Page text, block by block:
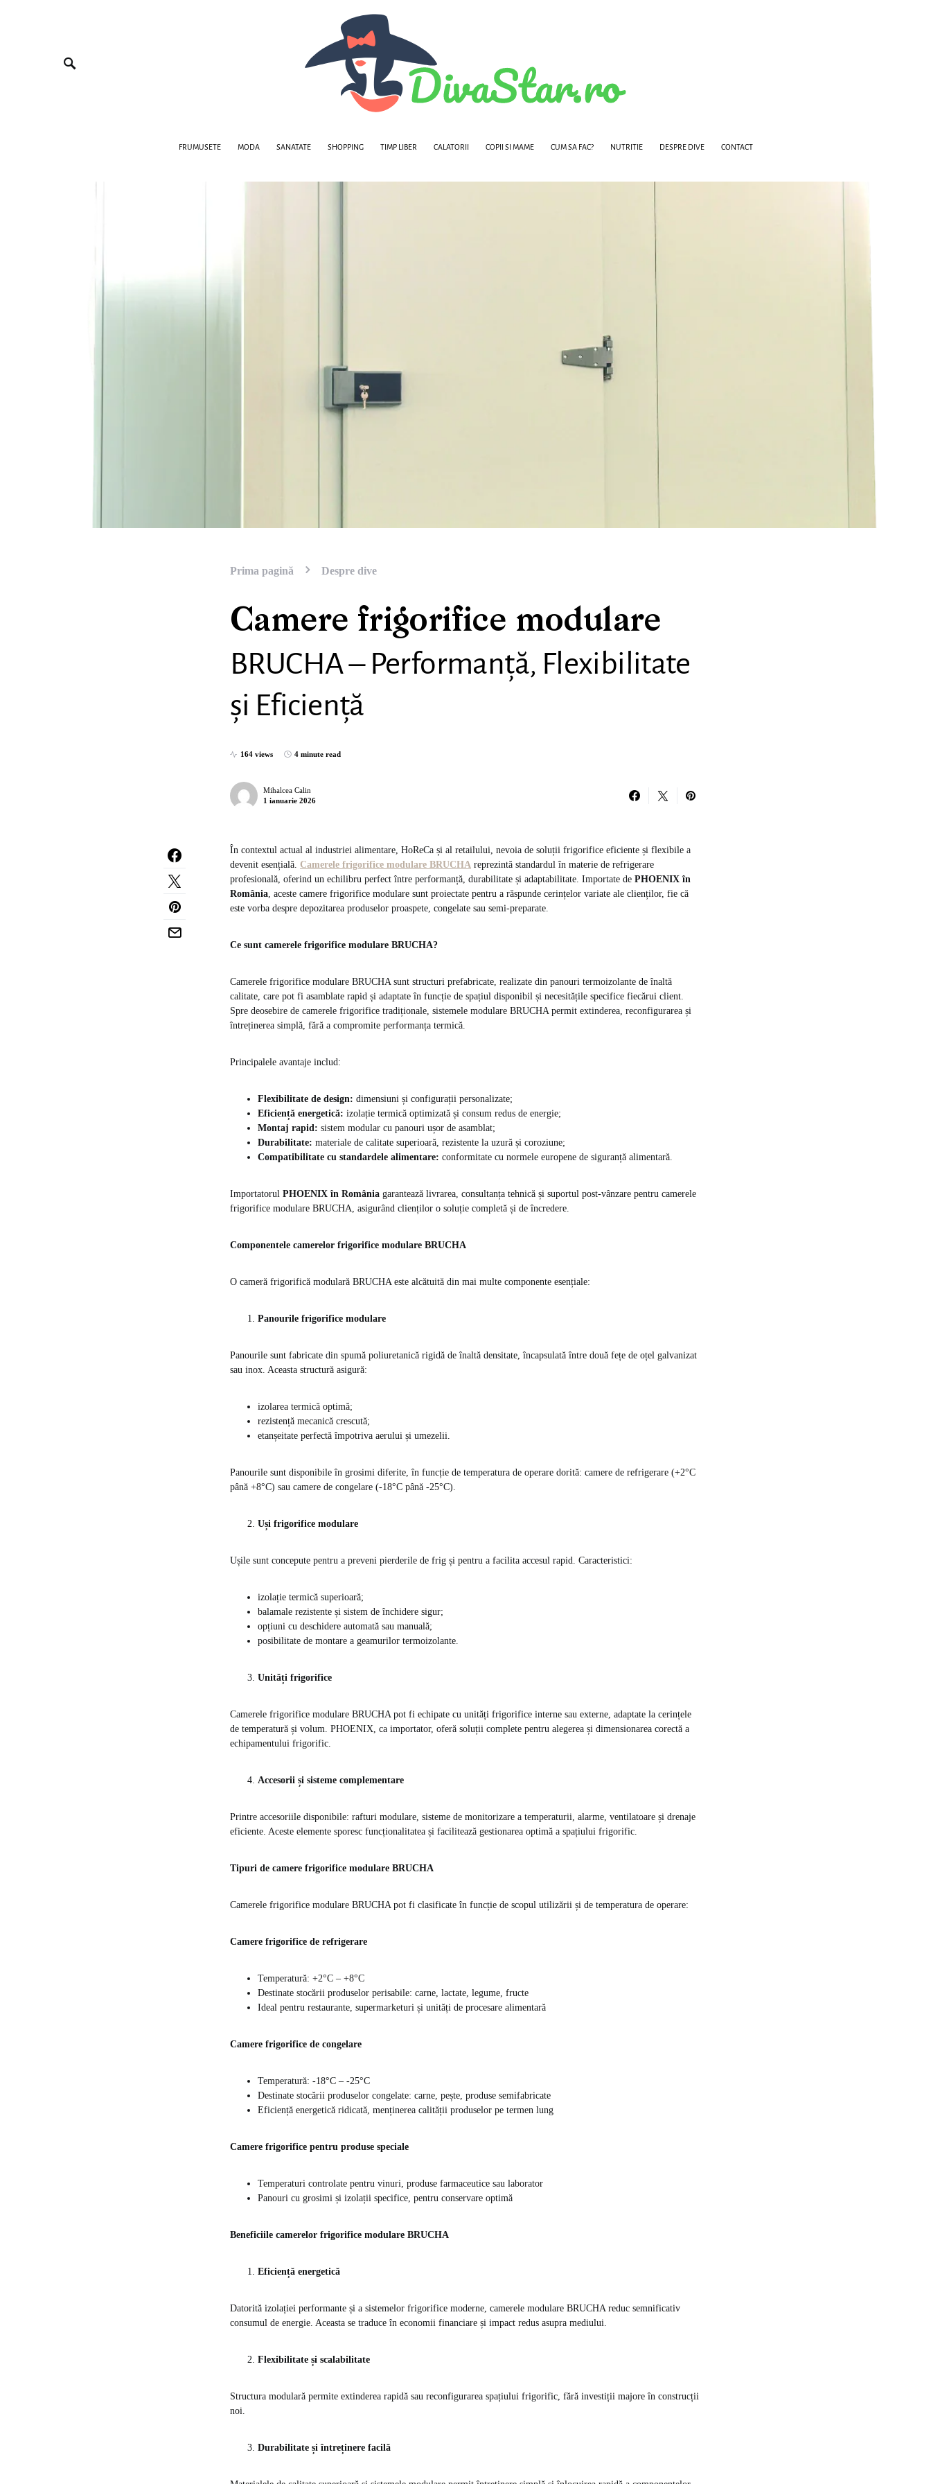
FRUMUSETE MODA SANATATE SHOPPING TIMP LIBER CALATORII COPII SI MAME CUM SA FAC? NUTRITIE DESPRE DIVE CONTACT
Prima pagină Despre dive
Camere frigorifice modulare
BRUCHA – Performanță, Flexibilitate
și Eficiență
164 views 4 minute read
Mihalcea Calin
1 ianuarie 2026
În contextul actual al industriei alimentare, HoReCa și al retailului, nevoia de soluții frigorifice eficiente și flexibile a
devenit esențială. Camerele frigorifice modulare BRUCHA reprezintă standardul în materie de refrigerare
profesională, oferind un echilibru perfect între performanță, durabilitate și adaptabilitate. Importate de PHOENIX în
România, aceste camere frigorifice modulare sunt proiectate pentru a răspunde cerințelor variate ale clienților, fie că
este vorba despre depozitarea produselor proaspete, congelate sau semi-preparate.
Ce sunt camerele frigorifice modulare BRUCHA?
Camerele frigorifice modulare BRUCHA sunt structuri prefabricate, realizate din panouri termoizolante de înaltă
calitate, care pot fi asamblate rapid și adaptate în funcție de spațiul disponibil și necesitățile specifice fiecărui client.
Spre deosebire de camerele frigorifice tradiționale, sistemele modulare BRUCHA permit extinderea, reconfigurarea și
întreținerea simplă, fără a compromite performanța termică.
Principalele avantaje includ:
Flexibilitate de design: dimensiuni și configurații personalizate;
Eficiență energetică: izolație termică optimizată și consum redus de energie;
Montaj rapid: sistem modular cu panouri ușor de asamblat;
Durabilitate: materiale de calitate superioară, rezistente la uzură și coroziune;
Compatibilitate cu standardele alimentare: conformitate cu normele europene de siguranță alimentară.
Importatorul PHOENIX în România garantează livrarea, consultanța tehnică și suportul post-vânzare pentru camerele
frigorifice modulare BRUCHA, asigurând clienților o soluție completă și de încredere.
Componentele camerelor frigorifice modulare BRUCHA
O cameră frigorifică modulară BRUCHA este alcătuită din mai multe componente esențiale:
Panourile frigorifice modulare
Panourile sunt fabricate din spumă poliuretanică rigidă de înaltă densitate, încapsulată între două fețe de oțel galvanizat
sau inox. Aceasta structură asigură:
izolarea termică optimă;
rezistență mecanică crescută;
etanșeitate perfectă împotriva aerului și umezelii.
Panourile sunt disponibile în grosimi diferite, în funcție de temperatura de operare dorită: camere de refrigerare (+2°C
până +8°C) sau camere de congelare (-18°C până -25°C).
Uși frigorifice modulare
Ușile sunt concepute pentru a preveni pierderile de frig și pentru a facilita accesul rapid. Caracteristici:
izolație termică superioară;
balamale rezistente și sistem de închidere sigur;
opțiuni cu deschidere automată sau manuală;
posibilitate de montare a geamurilor termoizolante.
Unități frigorifice
Camerele frigorifice modulare BRUCHA pot fi echipate cu unități frigorifice interne sau externe, adaptate la cerințele
de temperatură și volum. PHOENIX, ca importator, oferă soluții complete pentru alegerea și dimensionarea corectă a
echipamentului frigorific.
Accesorii și sisteme complementare
Printre accesoriile disponibile: rafturi modulare, sisteme de monitorizare a temperaturii, alarme, ventilatoare și drenaje
eficiente. Aceste elemente sporesc funcționalitatea și facilitează gestionarea optimă a spațiului frigorific.
Tipuri de camere frigorifice modulare BRUCHA
Camerele frigorifice modulare BRUCHA pot fi clasificate în funcție de scopul utilizării și de temperatura de operare:
Camere frigorifice de refrigerare
Temperatură: +2°C – +8°C
Destinate stocării produselor perisabile: carne, lactate, legume, fructe
Ideal pentru restaurante, supermarketuri și unități de procesare alimentară
Camere frigorifice de congelare
Temperatură: -18°C – -25°C
Destinate stocării produselor congelate: carne, pește, produse semifabricate
Eficiență energetică ridicată, menținerea calității produselor pe termen lung
Camere frigorifice pentru produse speciale
Temperaturi controlate pentru vinuri, produse farmaceutice sau laborator
Panouri cu grosimi și izolații specifice, pentru conservare optimă
Beneficiile camerelor frigorifice modulare BRUCHA
Eficiență energetică
Datorită izolației performante și a sistemelor frigorifice moderne, camerele modulare BRUCHA reduc semnificativ
consumul de energie. Aceasta se traduce în economii financiare și impact redus asupra mediului.
Flexibilitate și scalabilitate
Structura modulară permite extinderea rapidă sau reconfigurarea spațiului frigorific, fără investiții majore în construcții
noi.
Durabilitate și întreținere facilă